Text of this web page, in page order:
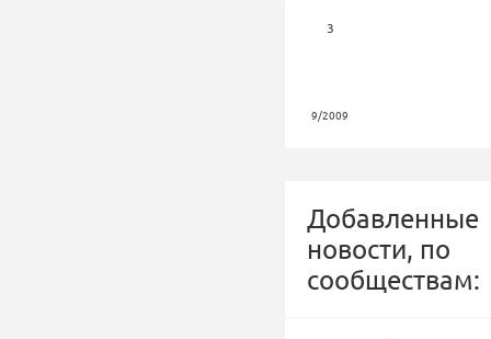
3
9/2009
Добавленные
новости, по
сообществам: